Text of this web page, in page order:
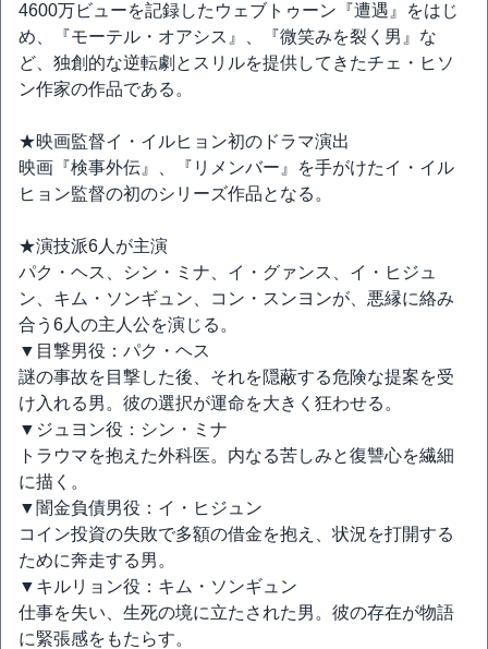
4600万ビューを記録したウェブトゥーン『遭遇』をはじ
め、『モーテル・オアシス』、『微笑みを裂く男』な
ど、独創的な逆転劇とスリルを提供してきたチェ・ヒソ
ン作家の作品である。
★映画監督イ・イルヒョン初のドラマ演出
映画『検事外伝』、『リメンバー』を手がけたイ・イル
ヒョン監督の初のシリーズ作品となる。
★演技派6人が主演
パク・ヘス、シン・ミナ、イ・グァンス、イ・ヒジュ
ン、キム・ソンギュン、コン・スンヨンが、悪縁に絡み
合う6人の主人公を演じる。
▼目撃男役：パク・ヘス
謎の事故を目撃した後、それを隠蔽する危険な提案を受
け入れる男。彼の選択が運命を大きく狂わせる。
▼ジュヨン役：シン・ミナ
トラウマを抱えた外科医。内なる苦しみと復讐心を繊細
に描く。
▼闇金負債男役：イ・ヒジュン
コイン投資の失敗で多額の借金を抱え、状況を打開する
ために奔走する男。
▼キルリョン役：キム・ソンギュン
仕事を失い、生死の境に立たされた男。彼の存在が物語
に緊張感をもたらす。